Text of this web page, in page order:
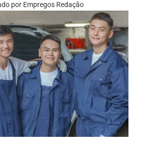
porEmpregos Redação